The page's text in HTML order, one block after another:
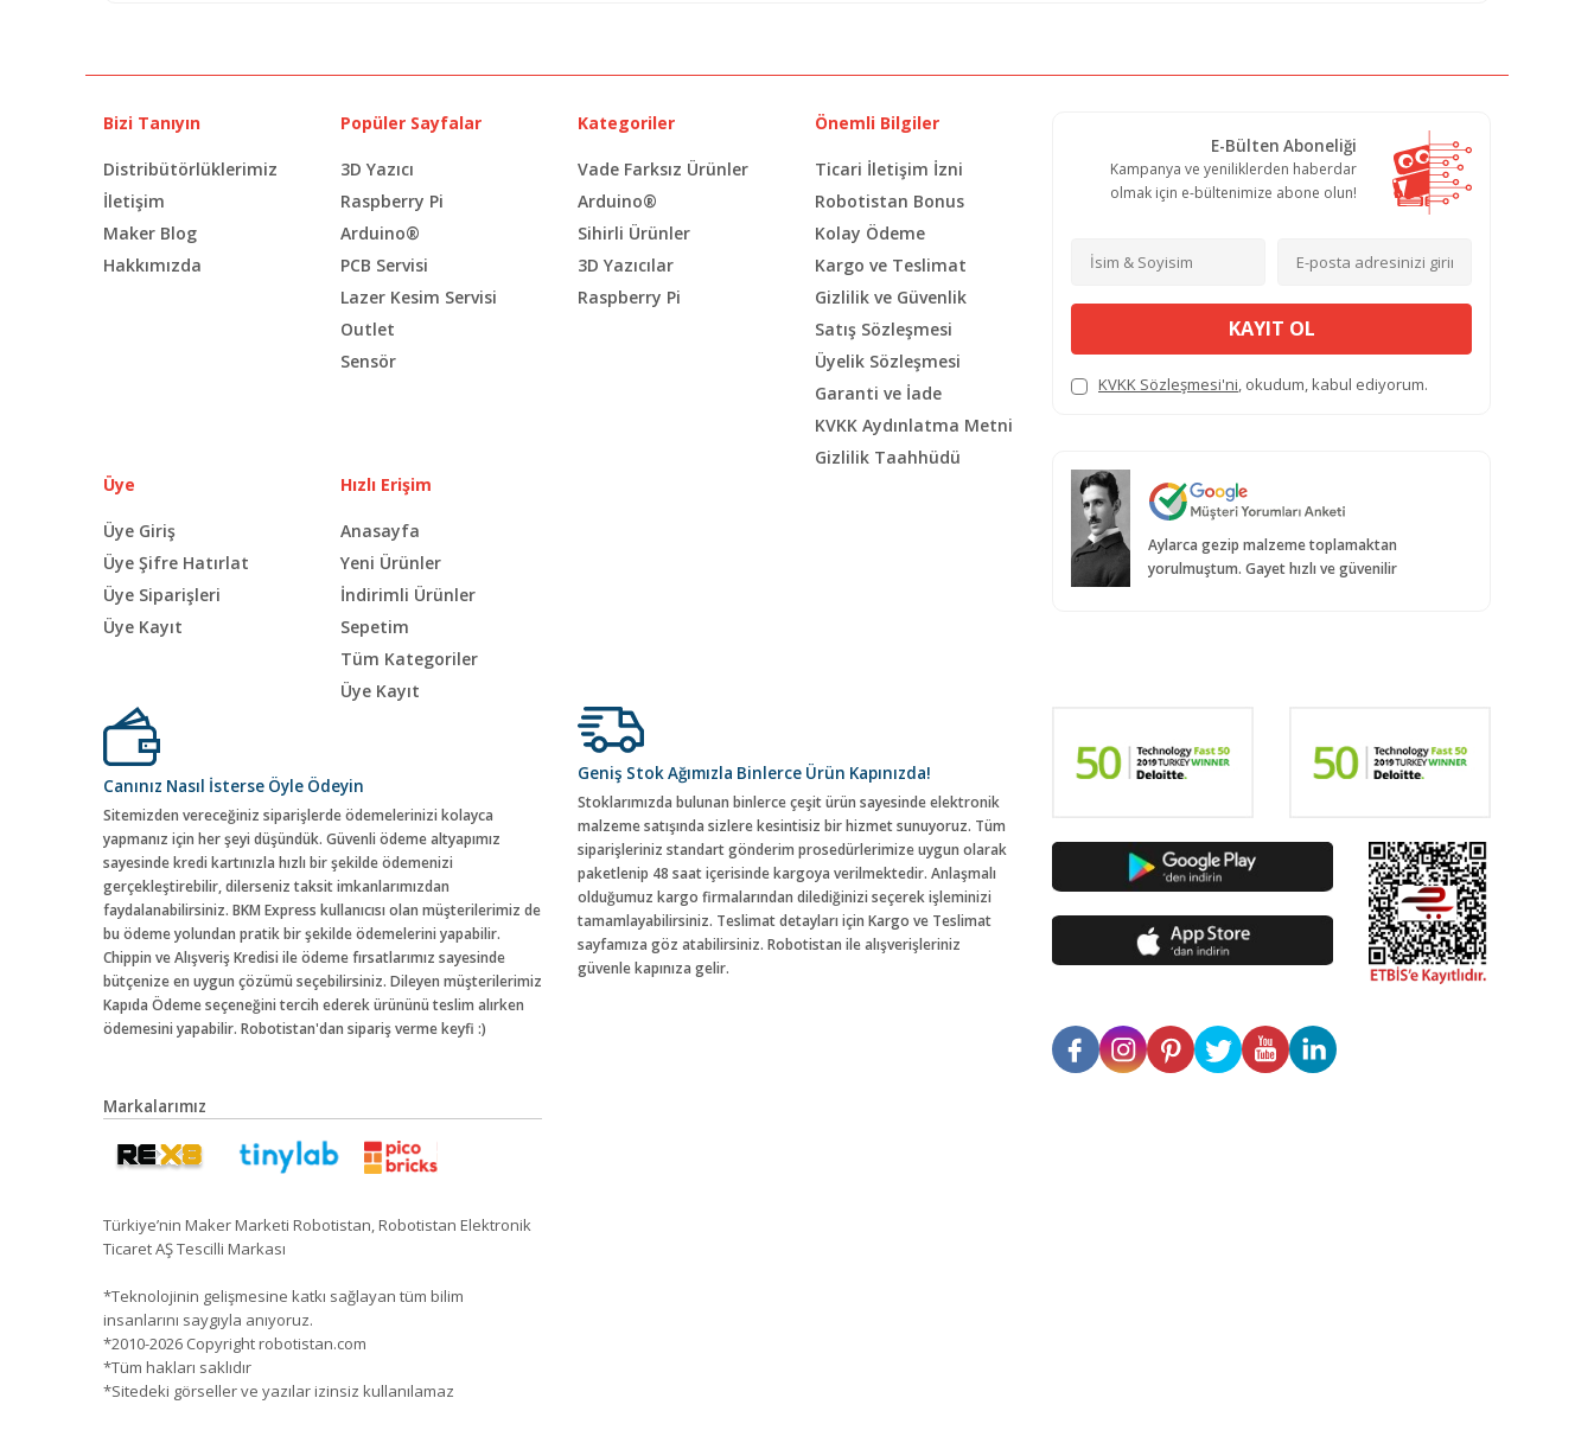
Bizi Tanıyın
Distribütörlüklerimiz
İletişim
Maker Blog
Hakkımızda
Popüler Sayfalar
3D Yazıcı
Raspberry Pi
Arduino®
PCB Servisi
Lazer Kesim Servisi
Outlet
Sensör
Kategoriler
Vade Farksız Ürünler
Arduino®
Sihirli Ürünler
3D Yazıcılar
Raspberry Pi
Önemli Bilgiler
Ticari İletişim İzni
Robotistan Bonus
Kolay Ödeme
Kargo ve Teslimat
Gizlilik ve Güvenlik
Satış Sözleşmesi
Üyelik Sözleşmesi
Garanti ve İade
KVKK Aydınlatma Metni
Gizlilik Taahhüdü
Üye
Üye Giriş
Üye Şifre Hatırlat
Üye Siparişleri
Üye Kayıt
Hızlı Erişim
Anasayfa
Yeni Ürünler
İndirimli Ürünler
Sepetim
Tüm Kategoriler
Üye Kayıt
E-Bülten Aboneliği
Kampanya ve yeniliklerden haberdar
olmak için e-bültenimize abone olun!
KAYIT OL
KVKK Sözleşmesi'ni, okudum, kabul ediyorum.
Aylarca gezip malzeme toplamaktan
yorulmuştum. Gayet hızlı ve güvenilir
Canınız Nasıl İsterse Öyle Ödeyin
Sitemizden vereceğiniz siparişlerde ödemelerinizi kolayca
yapmanız için her şeyi düşündük. Güvenli ödeme altyapımız
sayesinde kredi kartınızla hızlı bir şekilde ödemenizi
gerçekleştirebilir, dilerseniz taksit imkanlarımızdan
faydalanabilirsiniz. BKM Express kullanıcısı olan müşterilerimiz de
bu ödeme yolundan pratik bir şekilde ödemelerini yapabilir.
Chippin ve Alışveriş Kredisi ile ödeme fırsatlarımız sayesinde
bütçenize en uygun çözümü seçebilirsiniz. Dileyen müşterilerimiz
Kapıda Ödeme seçeneğini tercih ederek ürününü teslim alırken
ödemesini yapabilir. Robotistan'dan sipariş verme keyfi :)
Geniş Stok Ağımızla Binlerce Ürün Kapınızda!
Stoklarımızda bulunan binlerce çeşit ürün sayesinde elektronik
malzeme satışında sizlere kesintisiz bir hizmet sunuyoruz. Tüm
siparişleriniz standart gönderim prosedürlerimize uygun olarak
paketlenip 48 saat içerisinde kargoya verilmektedir. Anlaşmalı
olduğumuz kargo firmalarından dilediğinizi seçerek işleminizi
tamamlayabilirsiniz. Teslimat detayları için Kargo ve Teslimat
sayfamıza göz atabilirsiniz. Robotistan ile alışverişleriniz
güvenle kapınıza gelir.
Markalarımız
Türkiye’nin Maker Marketi Robotistan, Robotistan Elektronik
Ticaret AŞ Tescilli Markası
*Teknolojinin gelişmesine katkı sağlayan tüm bilim
insanlarını saygıyla anıyoruz.
*2010-2026 Copyright robotistan.com
*Tüm hakları saklıdır
*Sitedeki görseller ve yazılar izinsiz kullanılamaz